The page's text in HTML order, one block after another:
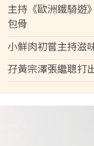
主持《歐洲鐵騎遊
包骨
小鮮肉初嘗主持滋
孖黃宗澤張繼聰打